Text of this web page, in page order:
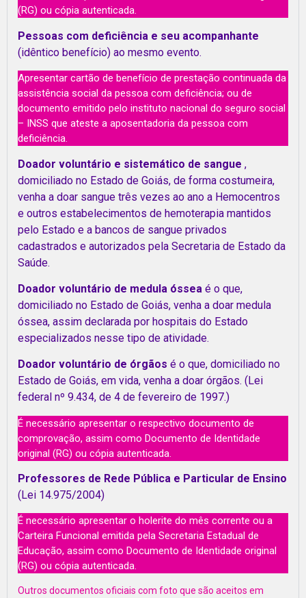
(RG) ou cópia autenticada.
Pessoas com deficiência e seu acompanhante
(idêntico benefício) ao mesmo evento.
Apresentar cartão de benefício de prestação continuada da
assistência social da pessoa com deficiência; ou de
documento emitido pelo instituto nacional do seguro social
– INSS que ateste a aposentadoria da pessoa com
deficiência.
Doador voluntário e sistemático de sangue ,
domiciliado no Estado de Goiás, de forma costumeira,
venha a doar sangue três vezes ao ano a Hemocentros
e outros estabelecimentos de hemoterapia mantidos
pelo Estado e a bancos de sangue privados
cadastrados e autorizados pela Secretaria de Estado da
Saúde.
Doador voluntário de medula óssea é o que,
domiciliado no Estado de Goiás, venha a doar medula
óssea, assim declarada por hospitais do Estado
especializados nesse tipo de atividade.
Doador voluntário de órgãos é o que, domiciliado no
Estado de Goiás, em vida, venha a doar órgãos. (Lei
federal nº 9.434, de 4 de fevereiro de 1997.)
É necessário apresentar o respectivo documento de
comprovação, assim como Documento de Identidade
original (RG) ou cópia autenticada.
Professores de Rede Pública e Particular de Ensino
(Lei 14.975/2004)
É necessário apresentar o holerite do mês corrente ou a
Carteira Funcional emitida pela Secretaria Estadual de
Educação, assim como Documento de Identidade original
(RG) ou cópia autenticada.
Outros documentos oficiais com foto que são aceitos em